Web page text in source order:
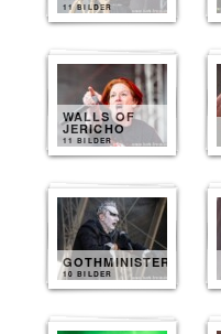
11 BILDER
WALLS OF
JERICHO
11 BILDER
GOTHMINISTER
10 BILDER